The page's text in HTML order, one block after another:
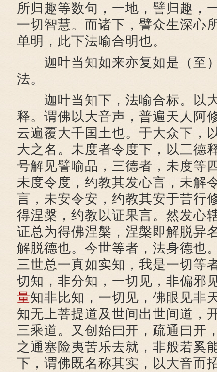
所归趣等数句，一地，譬归趣，
一切智慧。而诸下，譬众生深心
单明，此下法喻合明也。
迦叶当知如来亦复如是（至
法。
迦叶当知下，法喻合标。以
释。谓佛以大音声，普遍天人阿
云遍覆大千国土也。于大众下，
大之名。未度者令度下，以三德
号解见譬喻品，三德者，未度等
未度令度，约教其发心言，未解
言，未安令安，约教其安于苦行
得涅槃，约教以证果言。然发心
证总为得佛涅槃，涅槃即解脱异
解脱德也。今世等者，法身德也
三世总一真如实知，我是一切等
切知，非分知，一切见，非偏邪
量知非比知，一切见，佛眼见非
知无上菩提道及世间出世间道，
三乘道。又创始曰开，疏通曰开
之通塞险夷苦乐去就，非般若奚
下，谓佛既名称其实，以大音而